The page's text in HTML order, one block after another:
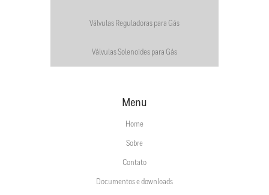
Válvulas Reguladoras para Gás
Válvulas Solenoides para Gás
Menu
Home
Sobre
Contato
Documentos e downloads